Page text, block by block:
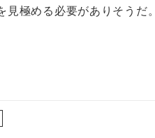
極める必要がありそうだ。